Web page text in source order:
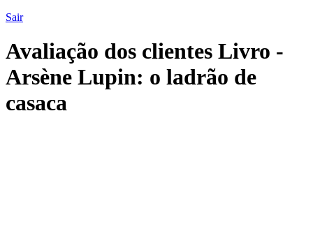
Sair
Avaliação dos clientes Livro -
Arsène Lupin: o ladrão de
casaca